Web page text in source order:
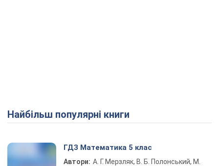
Найбільш популярні книги
ГДЗ Математика 5 клас
Автори: А. Г. Мерзляк, В. Б. Полонський, М.